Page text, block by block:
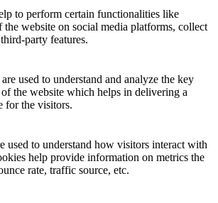
to perform certain functionalities like
the website on social media platforms, collect
party features.
used to understand and analyze the key
the website which helps in delivering a
for the visitors.
used to understand how visitors interact with
help provide information on metrics the
rate, traffic source, etc.